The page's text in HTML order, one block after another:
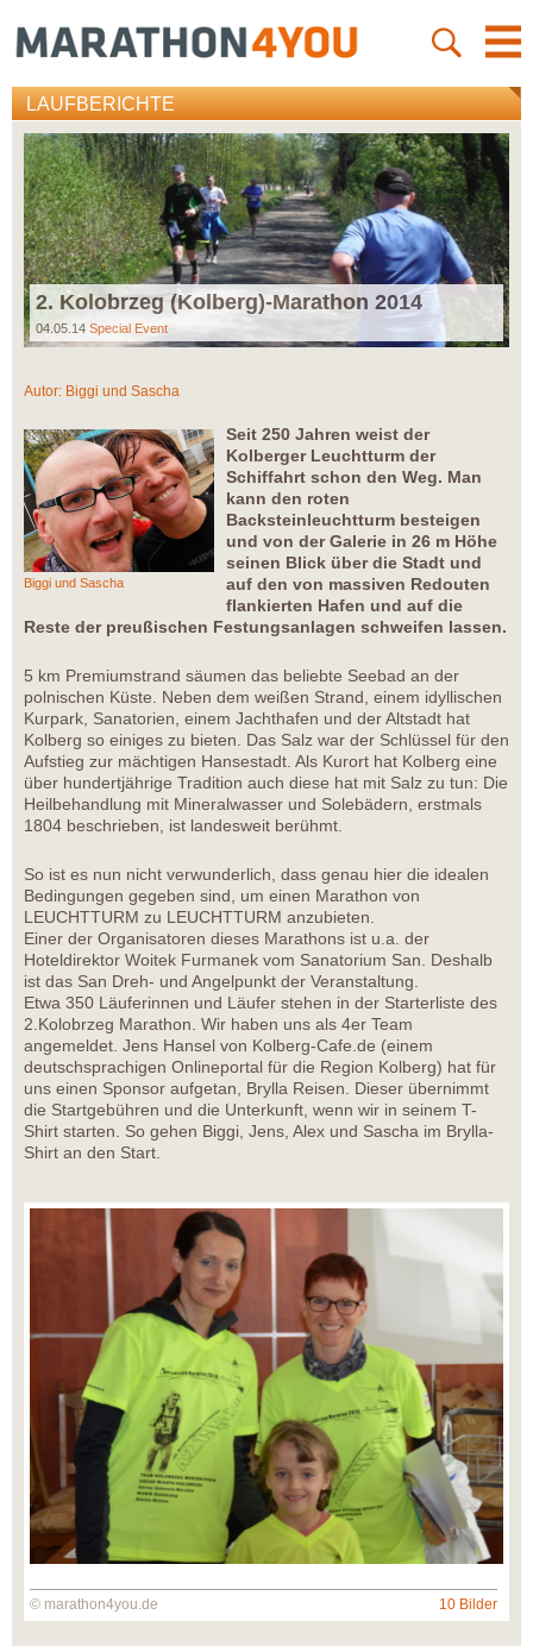
LAUFBERICHTE
2. Kolobrzeg (Kolberg)-Marathon 2014
04.05.14 Special Event
Autor: Biggi und Sascha
Biggi und Sascha
Seit 250 Jahren weist der
Kolberger Leuchtturm der
Schiffahrt schon den Weg. Man
kann den roten
Backsteinleuchtturm besteigen
und von der Galerie in 26 m Höhe
seinen Blick über die Stadt und
auf den von massiven Redouten
flankierten Hafen und auf die
Reste der preußischen Festungsanlagen schweifen lassen.
5 km Premiumstrand säumen das beliebte Seebad an der
polnischen Küste. Neben dem weißen Strand, einem idyllischen
Kurpark, Sanatorien, einem Jachthafen und der Altstadt hat
Kolberg so einiges zu bieten. Das Salz war der Schlüssel für den
Aufstieg zur mächtigen Hansestadt. Als Kurort hat Kolberg eine
über hundertjährige Tradition auch diese hat mit Salz zu tun: Die
Heilbehandlung mit Mineralwasser und Solebädern, erstmals
1804 beschrieben, ist landesweit berühmt.
So ist es nun nicht verwunderlich, dass genau hier die idealen
Bedingungen gegeben sind, um einen Marathon von
LEUCHTTURM zu LEUCHTTURM anzubieten.
Einer der Organisatoren dieses Marathons ist u.a. der
Hoteldirektor Woitek Furmanek vom Sanatorium San. Deshalb
ist das San Dreh- und Angelpunkt der Veranstaltung.
Etwa 350 Läuferinnen und Läufer stehen in der Starterliste des
2.Kolobrzeg Marathon. Wir haben uns als 4er Team
angemeldet. Jens Hansel von Kolberg-Cafe.de (einem
deutschsprachigen Onlineportal für die Region Kolberg) hat für
uns einen Sponsor aufgetan, Brylla Reisen. Dieser übernimmt
die Startgebühren und die Unterkunft, wenn wir in seinem T-
Shirt starten. So gehen Biggi, Jens, Alex und Sascha im Brylla-
Shirt an den Start.
© marathon4you.de 10 Bilder